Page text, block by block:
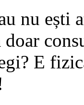
nu ești
doar
E